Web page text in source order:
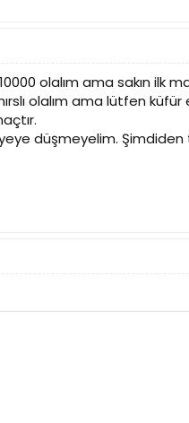
olalım ama sakın ilk
olalım ama lütfen
düşmeyelim.